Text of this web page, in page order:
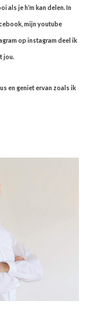
als je h’m kan delen. In
mijn youtube
op instagram deel ik
jou.
en geniet ervan zoals ik